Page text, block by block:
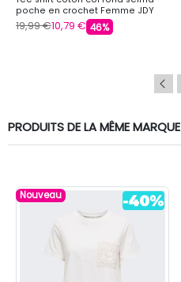
poche en crochet Femme JDY
19,99 €10,79 € 46%
PRODUITS DE LA MÊME MARQUE
Nouveau